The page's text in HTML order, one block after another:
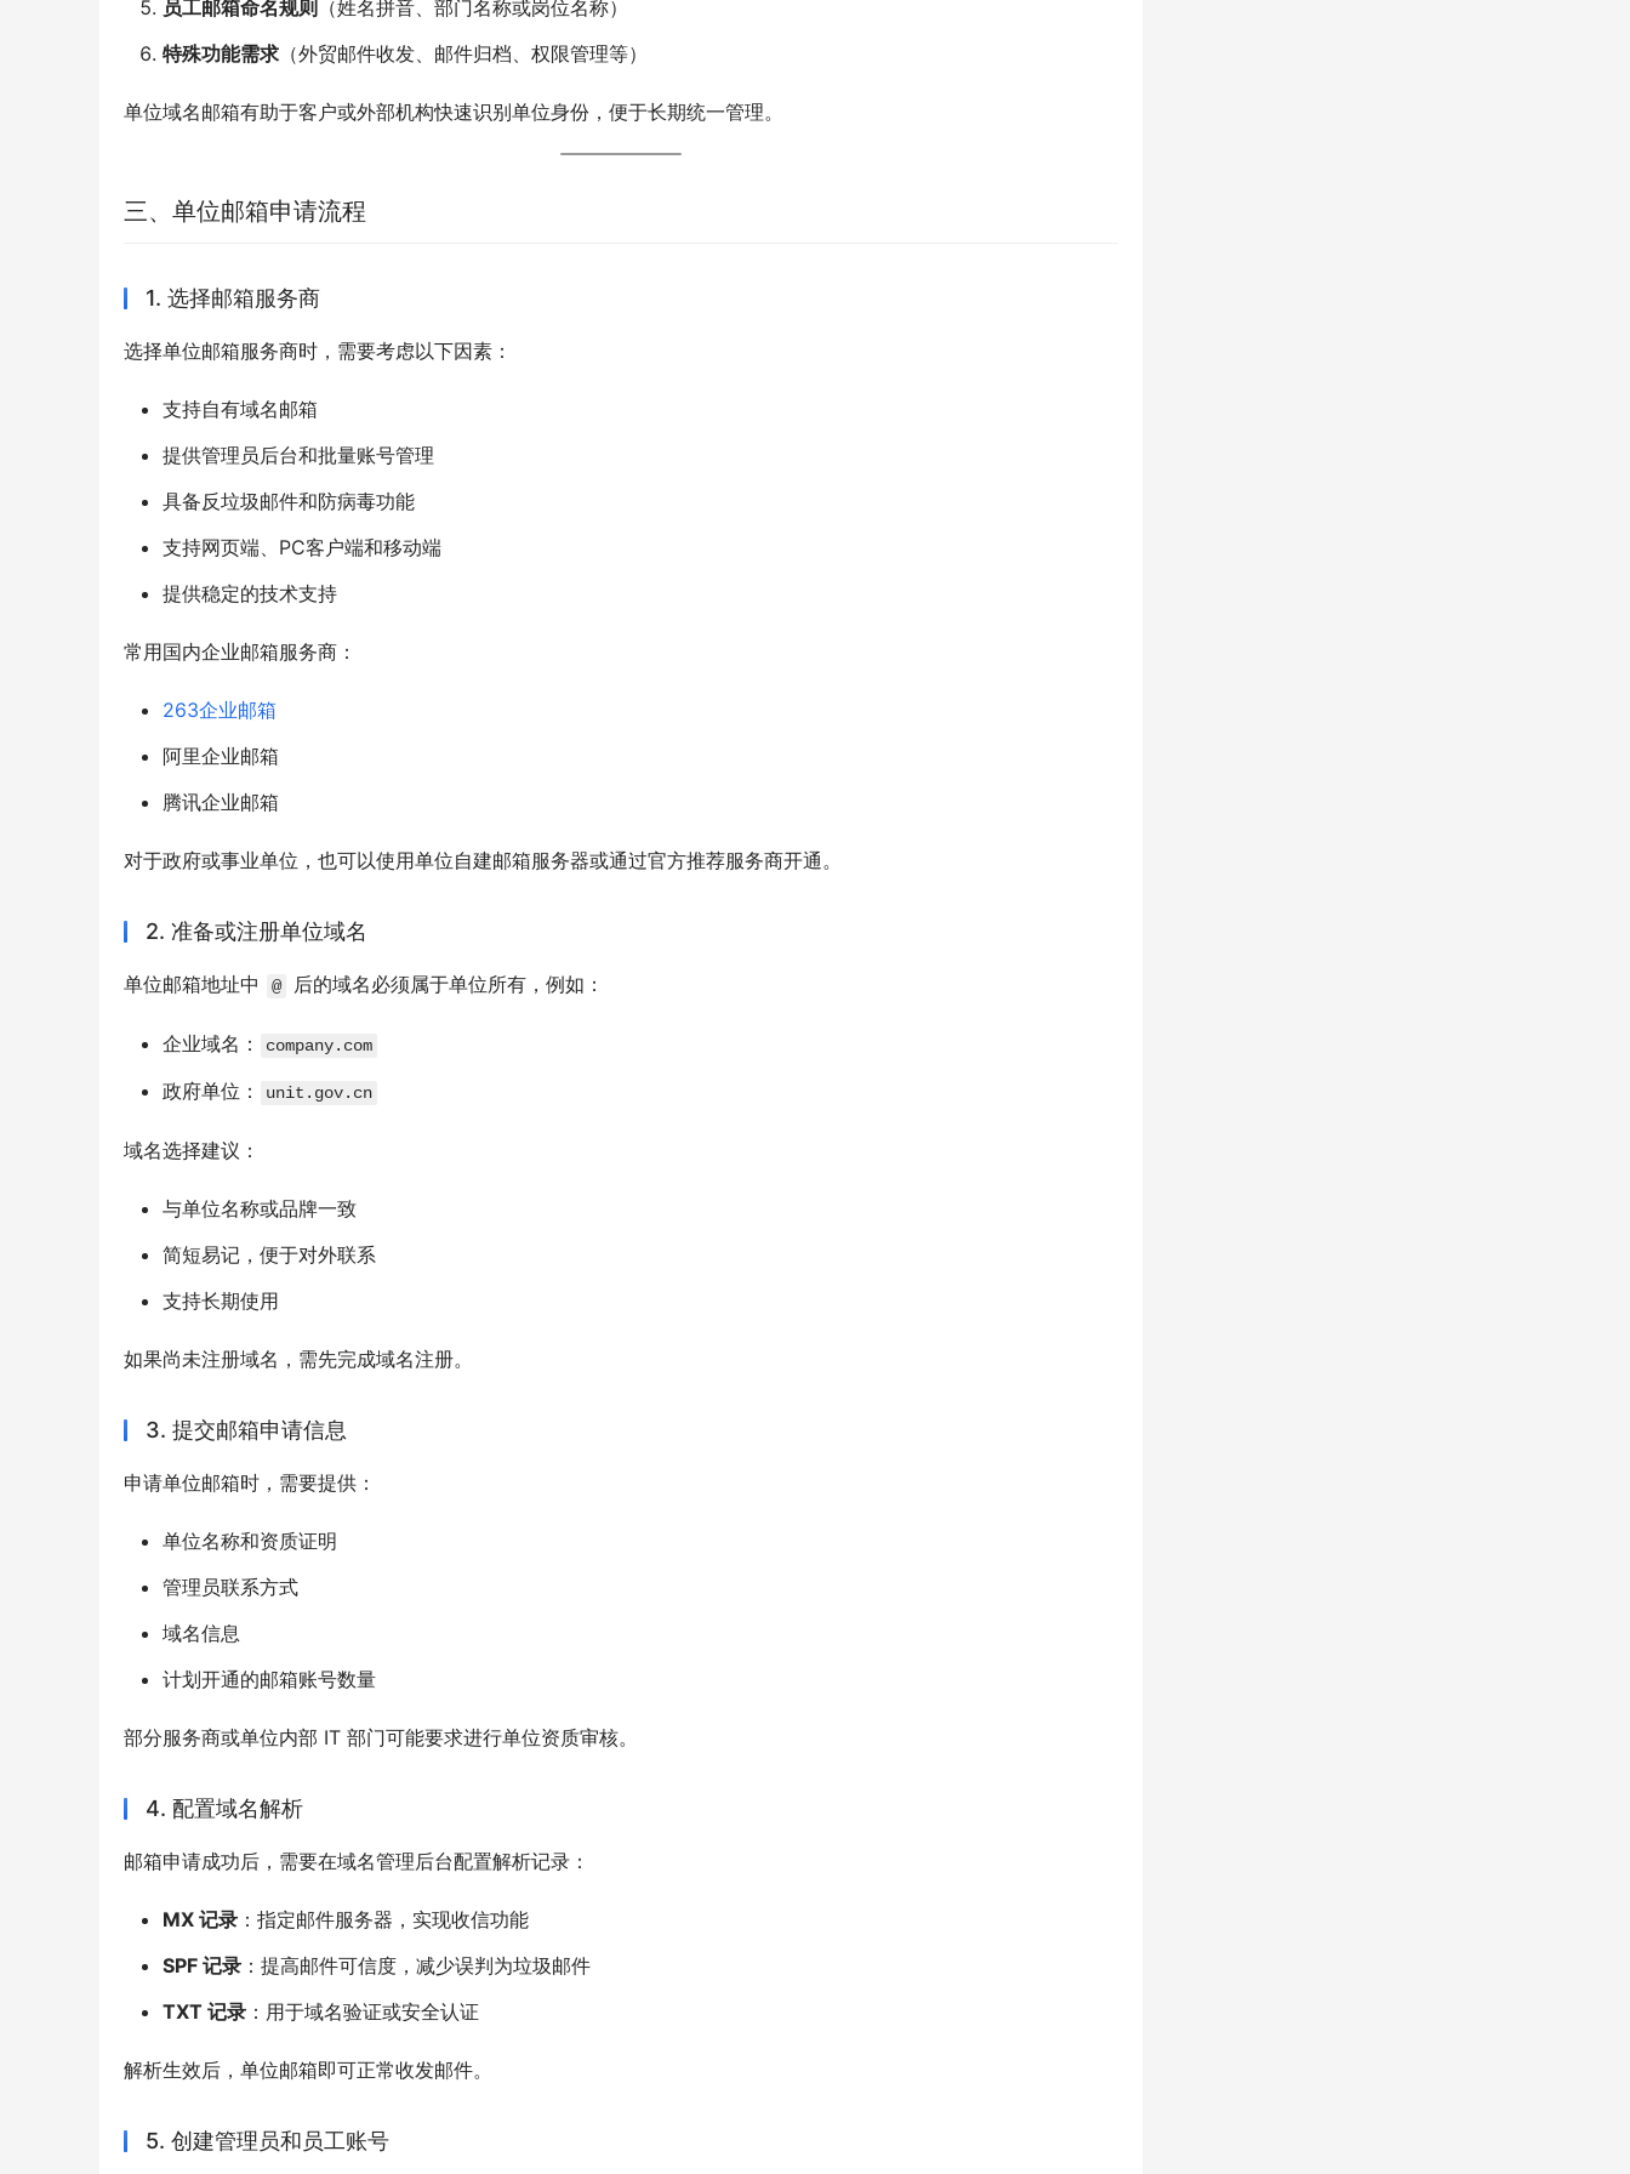
员工邮箱命名规则
（姓名拼音、部门名称或岗位名称）
特殊功能需求 （外贸邮件收发、邮件归档、权限管理等）
单位域名邮箱有助于客户或外部机构快速识别单位身份，便于长期统一管理。
三、单位邮箱申请流程
1. 选择邮箱服务商
选择单位邮箱服务商时，需要考虑以下因素：
支持自有域名邮箱
提供管理员后台和批量账号管理
具备反垃圾邮件和防病毒功能
支持网页端、PC客户端和移动端
提供稳定的技术支持
常用国内企业邮箱服务商：
263企业邮箱
阿里企业邮箱
腾讯企业邮箱
对于政府或事业单位，也可以使用单位自建邮箱服务器或通过官方推荐服务商开通。
2. 准备或注册单位域名
单位邮箱地址中 @ 后的域名必须属于单位所有，例如：
企业域名： company.com
政府单位： unit.gov.cn
域名选择建议：
与单位名称或品牌一致
简短易记，便于对外联系
支持长期使用
如果尚未注册域名，需先完成域名注册。
3. 提交邮箱申请信息
申请单位邮箱时，需要提供：
单位名称和资质证明
管理员联系方式
域名信息
计划开通的邮箱账号数量
部分服务商或单位内部 IT 部门可能要求进行单位资质审核。
4. 配置域名解析
邮箱申请成功后，需要在域名管理后台配置解析记录：
MX 记录 ：指定邮件服务器，实现收信功能
SPF 记录 ：提高邮件可信度，减少误判为垃圾邮件
TXT 记录 ：用于域名验证或安全认证
解析生效后，单位邮箱即可正常收发邮件。
5. 创建管理员和员工账号